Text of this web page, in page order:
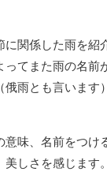
に関係した雨を紹
ってまた雨の名前
俄雨とも言います
意味、名前をつけ
しさを感じます。